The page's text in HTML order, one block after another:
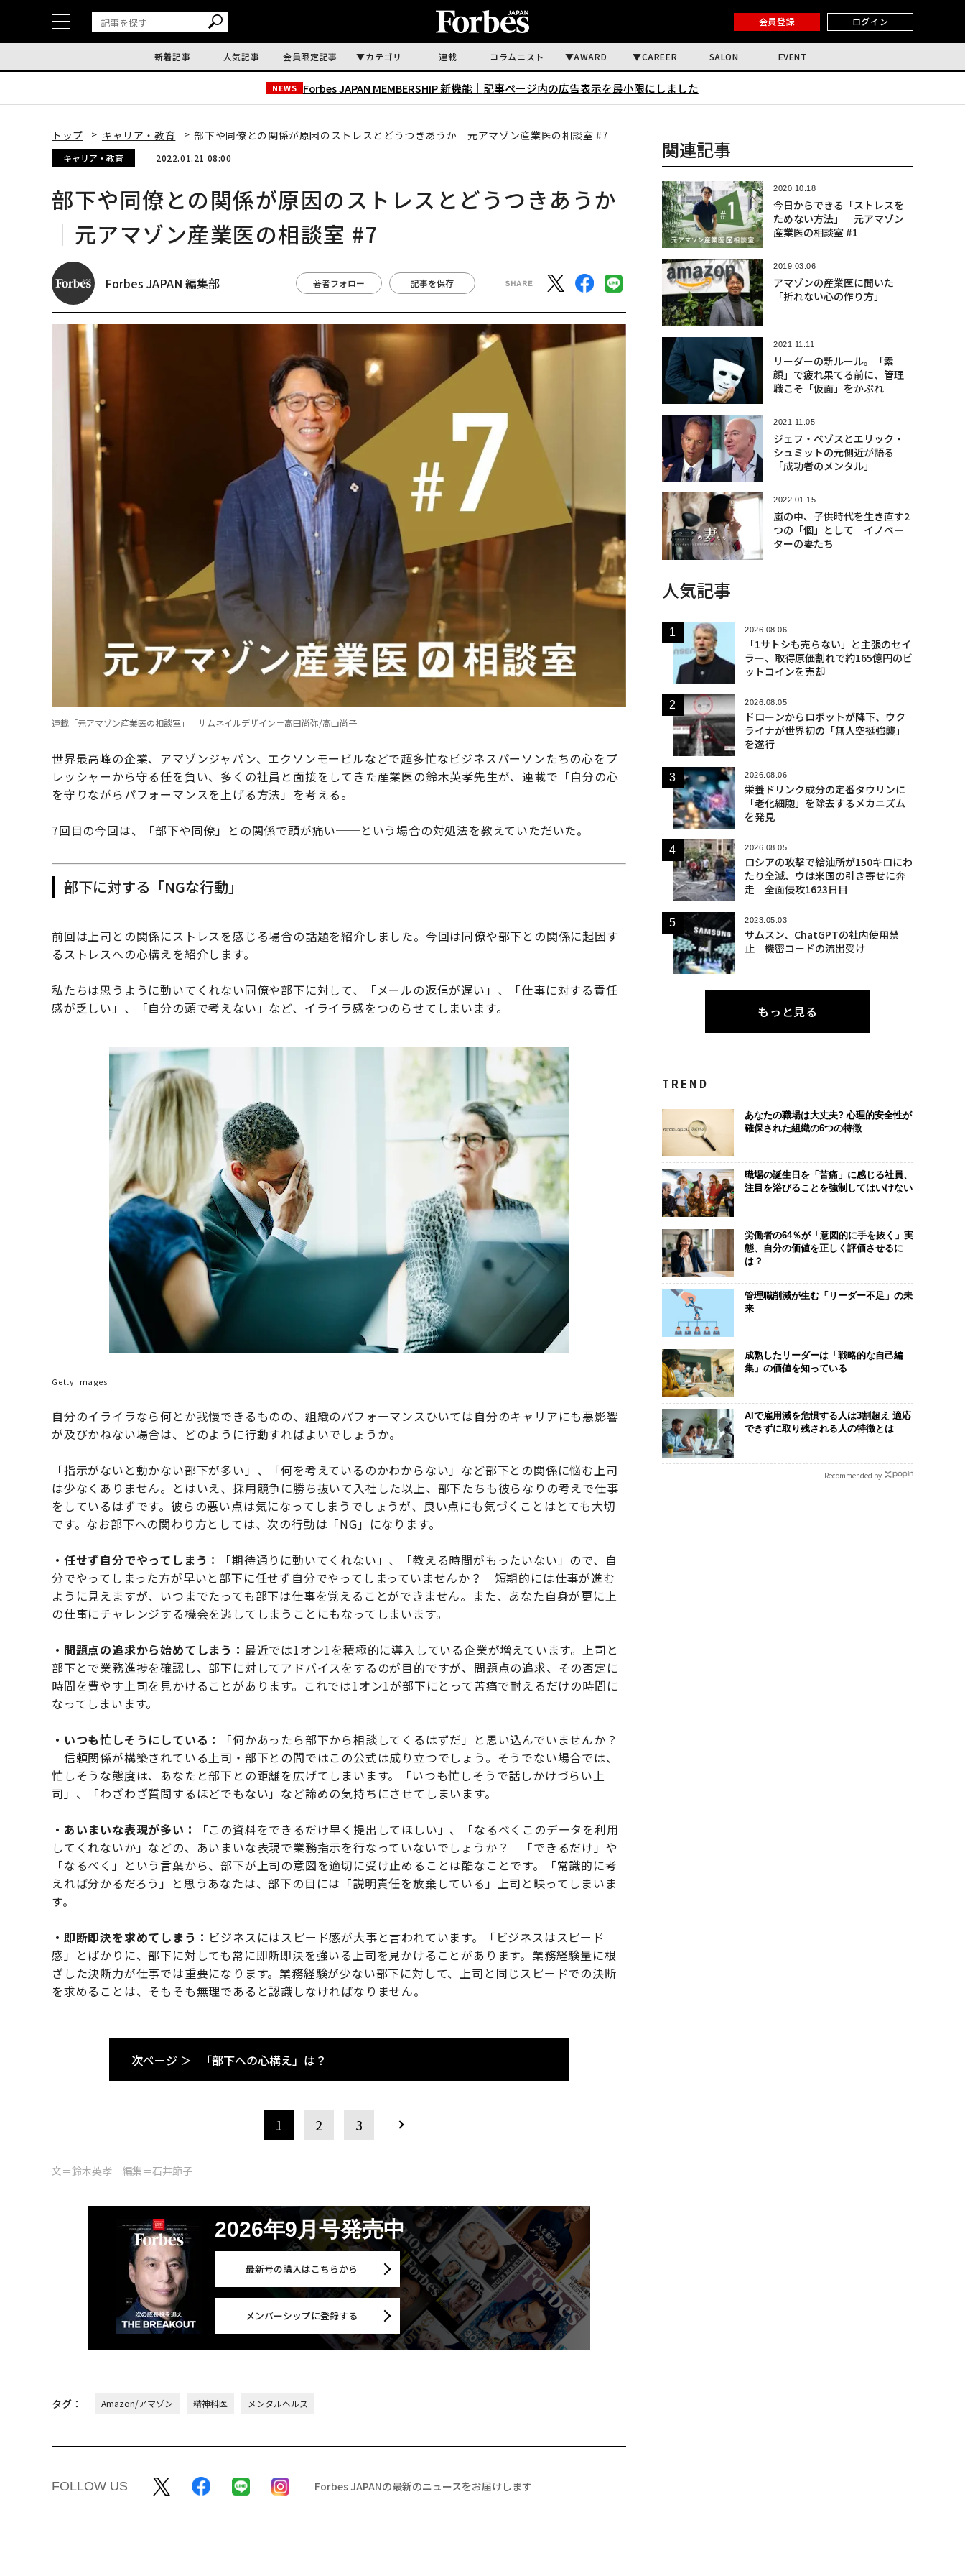
会員登録 ログイン
新着記事 人気記事 会員限定記事 カテゴリ 連載 コラムニスト AWARD CAREER SALON EVENT
NEWS Forbes JAPAN MEMBERSHIP 新機能｜ 記事ページ内の広告表示を最小限にしました
トップ キャリア・教育 部下や同僚との関係が原因のストレスとどうつきあうか｜元アマゾン産業医の相談室 #7
キャリア・教育 2022.01.21 08:00
部下や同僚との関係が原因のストレスとどうつきあうか
｜元アマゾン産業医の相談室 #7
Forbes JAPAN 編集部 著者フォロー 記事を保存
連載「元アマゾン産業医の相談室」 サムネイルデザイン＝高田尚弥/高山尚子
世界最高峰の企業、アマゾンジャパン、エクソンモービルなどで超多忙なビジネスパーソンたちの心をプ
レッシャーから守る任を負い、多くの社員と面接をしてきた産業医の鈴木英孝先生が、連載で「自分の心
を守りながらパフォーマンスを上げる方法」を考える。
7回目の今回は、「部下や同僚」との関係で頭が痛い──という場合の対処法を教えていただいた。
部下に対する「NGな行動」
前回は上司との関係にストレスを感じる場合の話題を紹介しました。今回は同僚や部下との関係に起因す
るストレスへの心構えを紹介します。
私たちは思うように動いてくれない同僚や部下に対して、「メールの返信が遅い」、「仕事に対する責任
感が乏しい」、「自分の頭で考えない」など、イライラ感をつのらせてしまいます。
Getty Images
自分のイライラなら何とか我慢できるものの、組織のパフォーマンスひいては自分のキャリアにも悪影響
が及びかねない場合は、どのように行動すればよいでしょうか。
「指示がないと動かない部下が多い」、「何を考えているのかわからない」など部下との関係に悩む上司
は少なくありません。とはいえ、採用競争に勝ち抜いて入社した以上、部下たちも彼らなりの考えで仕事
をしているはずです。彼らの悪い点は気になってしまうでしょうが、良い点にも気づくことはとても大切
です。なお部下への関わり方としては、次の行動は「NG」になります。
・任せず自分でやってしまう：
「期待通りに動いてくれない」、「教える時間がもったいない」ので、自
分でやってしまった方が早いと部下に任せず自分でやってしまっていませんか？ 短期的には仕事が進む
ように見えますが、いつまでたっても部下は仕事を覚えることができません。また、あなた自身が更に上
の仕事にチャレンジする機会を逃してしまうことにもなってしまいます。
・問題点の追求から始めてしまう： 最近では1オン1を積極的に導入している企業が増えています。上司と
部下とで業務進捗を確認し、部下に対してアドバイスをするのが目的ですが、問題点の追求、その否定に
時間を費やす上司を見かけることがあります。これでは1オン1が部下にとって苦痛で耐えるだけの時間に
なってしまいます。
・いつも忙しそうにしている：
「何かあったら部下から相談してくるはずだ」と思い込んでいませんか？
信頼関係が構築されている上司・部下との間ではこの公式は成り立つでしょう。そうでない場合では、
忙しそうな態度は、あなたと部下との距離を広げてしまいます。「いつも忙しそうで話しかけづらい上
司」、「わざわざ質問するほどでもない」など諦めの気持ちにさせてしまいます。
・あいまいな表現が多い：
「この資料をできるだけ早く提出してほしい」、「なるべくこのデータを利用
してくれないか」などの、あいまいな表現で業務指示を行なっていないでしょうか？ 「できるだけ」や
「なるべく」という言葉から、部下が上司の意図を適切に受け止めることは酷なことです。「常識的に考
えれば分かるだろう」と思うあなたは、部下の目には「説明責任を放棄している」上司と映ってしまいま
す。
・即断即決を求めてしまう： ビジネスにはスピード感が大事と言われています。「ビジネスはスピード
感」とばかりに、部下に対しても常に即断即決を強いる上司を見かけることがあります。業務経験量に根
ざした決断力が仕事では重要になります。業務経験が少ない部下に対して、上司と同じスピードでの決断
を求めることは、そもそも無理であると認識しなければなりません。
次ページ ＞ 「部下への心構え」は？
1 2 3
文＝鈴木英孝 編集＝石井節子
2026年9月号発売中
最新号の購入はこちらから
メンバーシップに登録する
タグ： Amazon/アマゾン 精神科医 メンタルヘルス
FOLLOW US Forbes JAPANの最新のニュースをお届けします
関連記事
2020.10.18
今日からできる「ストレスを
ためない方法」｜元アマゾン
産業医の相談室 #1
2019.03.06
アマゾンの産業医に聞いた
「折れない心の作り方」
2021.11.11
リーダーの新ルール。「素
顔」で疲れ果てる前に、管理
職こそ「仮面」をかぶれ
2021.11.05
ジェフ・ベゾスとエリック・
シュミットの元側近が語る
「成功者のメンタル」
2022.01.15
嵐の中、子供時代を生き直す2
つの「個」として｜イノベー
ターの妻たち
人気記事
2026.08.06
「1サトシも売らない」と主張のセイ
ラー、取得原価割れで約165億円のビ
ットコインを売却
2026.08.05
ドローンからロボットが降下、ウク
ライナが世界初の「無人空挺強襲」
を遂行
2026.08.06
栄養ドリンク成分の定番タウリンに
「老化細胞」を除去するメカニズム
を発見
2026.08.05
ロシアの攻撃で給油所が150キロにわ
たり全滅、ウは米国の引き寄せに奔
走 全面侵攻1623日目
2023.05.03
サムスン、ChatGPTの社内使用禁
止 機密コードの流出受け
もっと見る
TREND
あなたの職場は大丈夫? 心理的安全性が
確保された組織の6つの特徴
職場の誕生日を「苦痛」に感じる社員、
注目を浴びることを強制してはいけない
労働者の64％が「意図的に手を抜く」実
態、自分の価値を正しく評価させるに
は？
管理職削減が生む「リーダー不足」の未
来
成熟したリーダーは「戦略的な自己編
集」の価値を知っている
AIで雇用減を危惧する人は3割超え 適応
できずに取り残される人の特徴とは
Recommended by